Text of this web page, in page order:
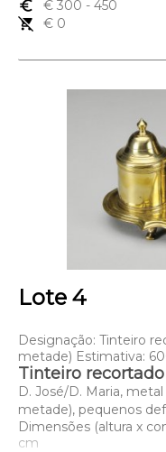
euro_symbol € 300 - 450
remove_shopping_cart
€ 0
Lote 4
Designação: Tinteiro
metade) Estimativa:
Tinteiro recortado
D. José/D. Maria,
metade), pequenos
Dimensões (altura x
cm